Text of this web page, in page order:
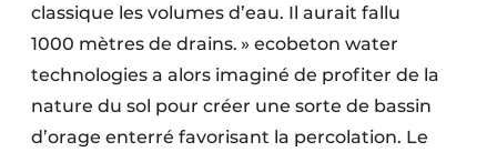
classique les volumes d’eau. Il aurait fallu
1000 mètres de drains. » ecobeton water
technologies a alors imaginé de profiter de la
nature du sol pour créer une sorte de bassin
d’orage enterré favorisant la percolation. Le